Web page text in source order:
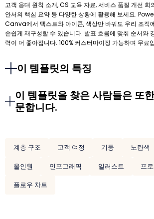
고객 응대 원칙 소개, CS 교육 자료, 서비스 품질 개선 회
안서의 핵심 요약 등 다양한 상황에 활용해 보세요.
Canva에서 텍스트와 아이콘, 색상만 바꿔도 우리 조직
손쉽게 재구성할 수 있습니다. 발표 흐름에 맞춰 순서와
력이 더 좋아집니다. 100% 커스터마이징 가능하며 무료
이 템플릿의 특징
이 템플릿을 찾은 사람들은 또
문합니다.
계층 구조 고객 여정 기둥 노란색
올인원
인포그래픽 일러스트
프
플로우 차트